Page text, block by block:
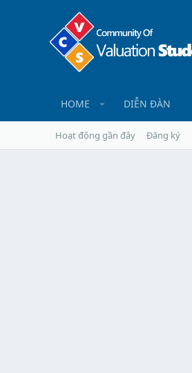
HOME DIỄN ĐÀN
Hoạt động gần đây Đăng ký